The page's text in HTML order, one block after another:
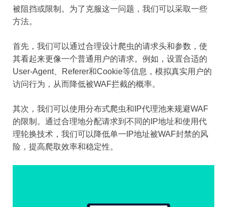
被阻挡或限制。为了克服这一问题，我们可以采取一些
方法。
首先，我们可以通过合理设计爬虫的请求头和参数，使
其看起来更像一个普通用户的请求。例如，设置合适的
User-Agent、Referer和Cookie等信息，模拟真实用户的
访问行为，从而降低被WAF拦截的概率。
其次，我们可以使用分布式爬虫和IP代理池来规避WAF
的限制。通过合理地分配请求到不同的IP地址和使用代
理轮换技术，我们可以降低单一IP地址被WAF封禁的风
险，提高爬取效率和稳定性。